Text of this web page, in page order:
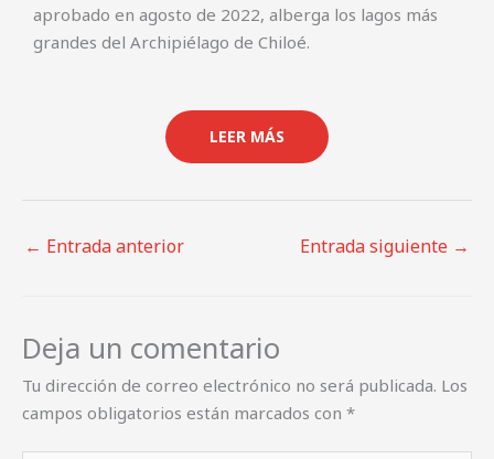
aprobado en agosto de 2022, alberga los lagos más
grandes del Archipiélago de Chiloé.
LEER MÁS
← Entrada anterior Entrada siguiente →
Deja un comentario
Tu dirección de correo electrónico no será publicada. Los
campos obligatorios están marcados con *